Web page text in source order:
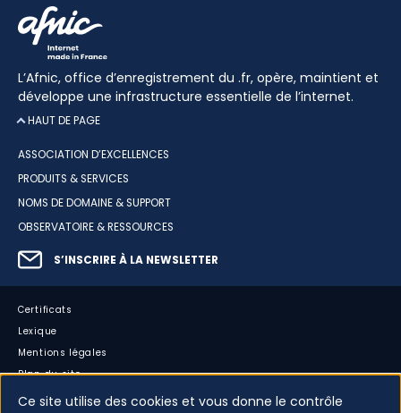
L’Afnic, office d’enregistrement du .fr, opère, maintient et
développe une infrastructure essentielle de l’internet.
HAUT DE PAGE
ASSOCIATION D’EXCELLENCES
PRODUITS & SERVICES
NOMS DE DOMAINE & SUPPORT
OBSERVATOIRE & RESSOURCES
S’INSCRIRE À LA NEWSLETTER
Certificats
Lexique
Mentions légales
Plan du site
Accessibilité : partiellement conforme
Ce site utilise des cookies et vous donne le contrôle